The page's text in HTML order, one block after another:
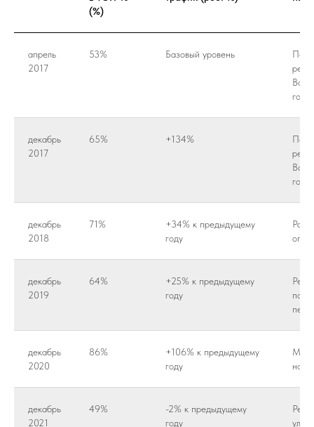
(%)
апрель
2017
53% Базовый уровень
года.
декабрь
2017
65% +134%
года.
декабрь
2018
71%
+34% к предыдущему
году
декабрь
2019
64%
+25% к предыдущему
году
декабрь
2020
86%
+106% к предыдущему
году
декабрь
2021
49%
-2% к предыдущему
году